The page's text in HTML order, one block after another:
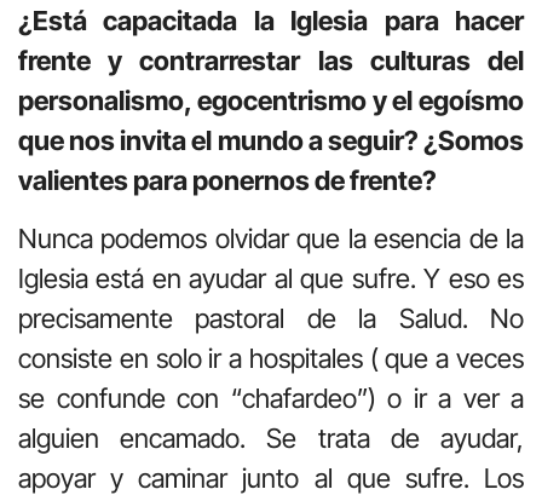
¿Está capacitada la Iglesia para hacer
frente y contrarrestar las culturas del
personalismo, egocentrismo y el egoísmo
que nos invita el mundo a seguir? ¿Somos
valientes para ponernos de frente?
Nunca podemos olvidar que la esencia de la
Iglesia está en ayudar al que sufre. Y eso es
precisamente pastoral de la Salud. No
consiste en solo ir a hospitales ( que a veces
se confunde con “chafardeo”) o ir a ver a
alguien encamado. Se trata de ayudar,
apoyar y caminar junto al que sufre. Los